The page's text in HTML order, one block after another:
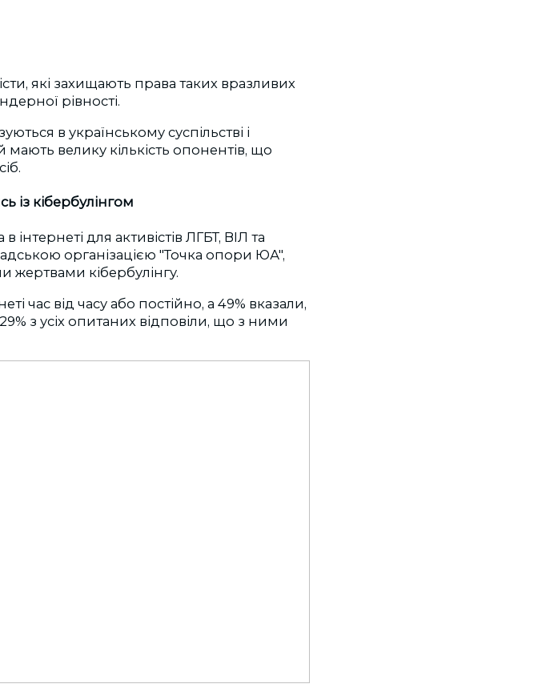
які захищають права таких вразливих
рівності.
в українському суспільстві і
велику кількість опонентів, що
із кібербулінгом
для активістів ЛГБТ, ВІЛ та
організацією "Точка опори ЮА",
жертвами кібербулінгу.
час від часу або постійно, а 49% вказали,
з усіх опитаних відповіли, що з ними